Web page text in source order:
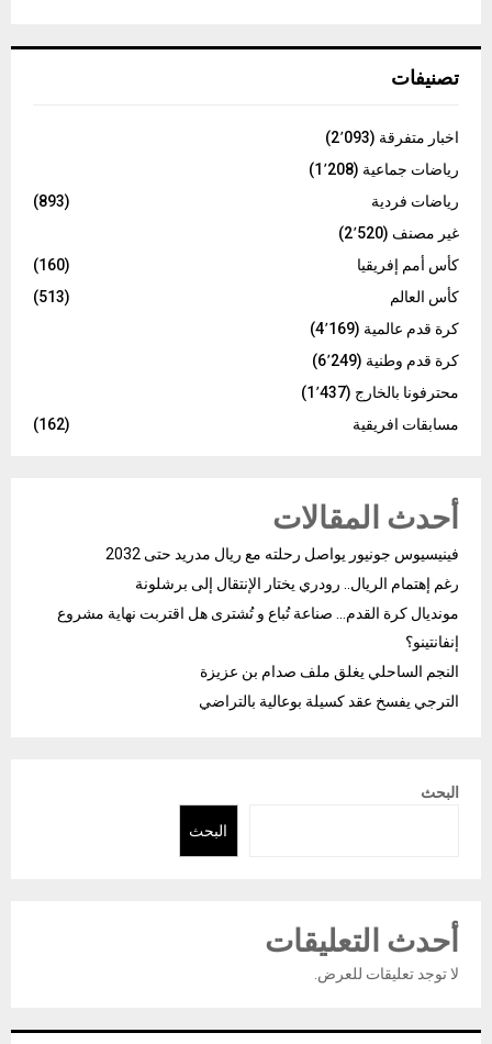
C
تصنيفات
اخبار متفرقة (2٬093)
رياضات جماعية (1٬208)
رياضات فردية
(893)
غير مصنف (2٬520)
كأس أمم إفريقيا
(160)
كأس العالم
(513)
كرة قدم عالمية (4٬169)
كرة قدم وطنية (6٬249)
محترفونا بالخارج (1٬437)
مسابقات افريقية
(162)
أحدث المقالات
فينيسيوس جونيور يواصل رحلته مع ريال مدريد حتى 2032
رغم إهتمام الريال.. رودري يختار الإنتقال إلى برشلونة
مونديال كرة القدم… صناعة تُباع و تُشترى هل اقتربت نهاية مشروع
إنفانتينو؟
النجم الساحلي يغلق ملف صدام بن عزيزة
الترجي يفسخ عقد كسيلة بوعالية بالتراضي
البحث
البحث
أحدث التعليقات
لا توجد تعليقات للعرض.